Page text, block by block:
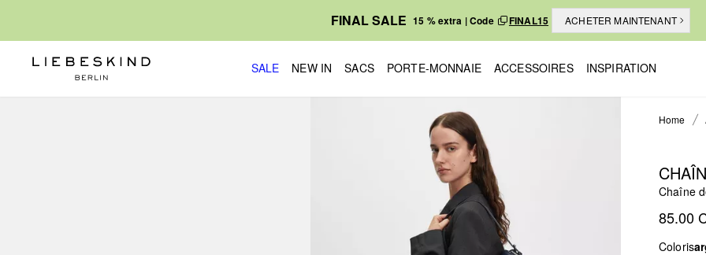
FINAL SALE 15 % extra | Code FINAL15 ACHETER MAINTENANT
SALE NEW IN SACS PORTE-MONNAIE ACCESSOIRES INSPIRATION
Home
Chaîne
85.00
Coloris